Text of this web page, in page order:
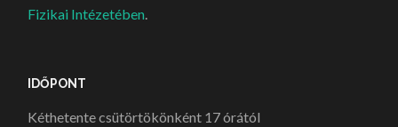
Fizikai Intézetében.
IDŐPONT
Kéthetente csütörtökönként 17 órától